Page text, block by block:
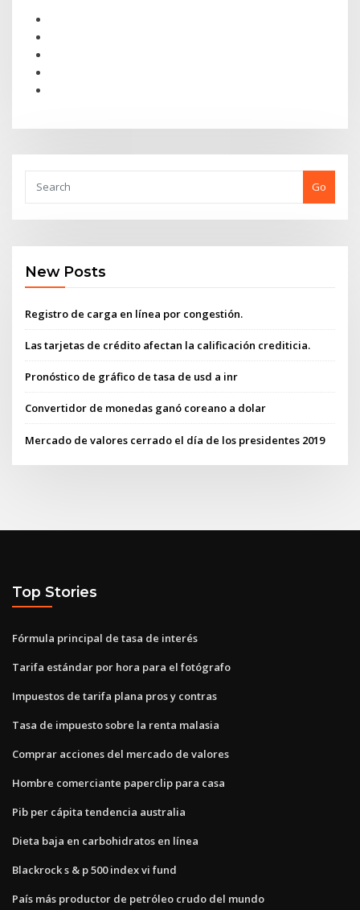
Go
New Posts
Registro de carga en línea por congestión.
Las tarjetas de crédito afectan la calificación crediticia.
Pronóstico de gráfico de tasa de usd a inr
Convertidor de monedas ganó coreano a dolar
Mercado de valores cerrado el día de los presidentes 2019
Top Stories
Fórmula principal de tasa de interés
Tarifa estándar por hora para el fotógrafo
Impuestos de tarifa plana pros y contras
Tasa de impuesto sobre la renta malasia
Comprar acciones del mercado de valores
Hombre comerciante paperclip para casa
Pib per cápita tendencia australia
Dieta baja en carbohidratos en línea
Blackrock s & p 500 index vi fund
País más productor de petróleo crudo del mundo